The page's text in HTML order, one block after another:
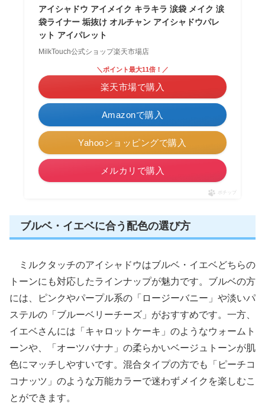
アイシャドウ アイメイク キラキラ 涙袋 メイク 涙
袋ライナー 垢抜け オルチャン アイシャドウパレ
ット アイパレット
MilkTouch公式ショップ楽天市場店
Amazonで購入
＼ポイント最大11倍！／
楽天市場で購入
Yahooショッピングで購入
メルカリで購入
ポチップ
ブルベ・イエベに合う配色の選び方
ミルクタッチのアイシャドウはブルベ・イエベどちらの
トーンにも対応したラインナップが魅力です。ブルベの方
には、ピンクやパープル系の「ロージーバニー」や淡いパ
ステルの「ブルーベリーチーズ」がおすすめです。一方、
イエベさんには「キャロットケーキ」のようなウォームト
ーンや、「オーツバナナ」の柔らかいベージュトーンが肌
色にマッチしやすいです。混合タイプの方でも「ピーチコ
コナッツ」のような万能カラーで迷わずメイクを楽しむこ
とができます。